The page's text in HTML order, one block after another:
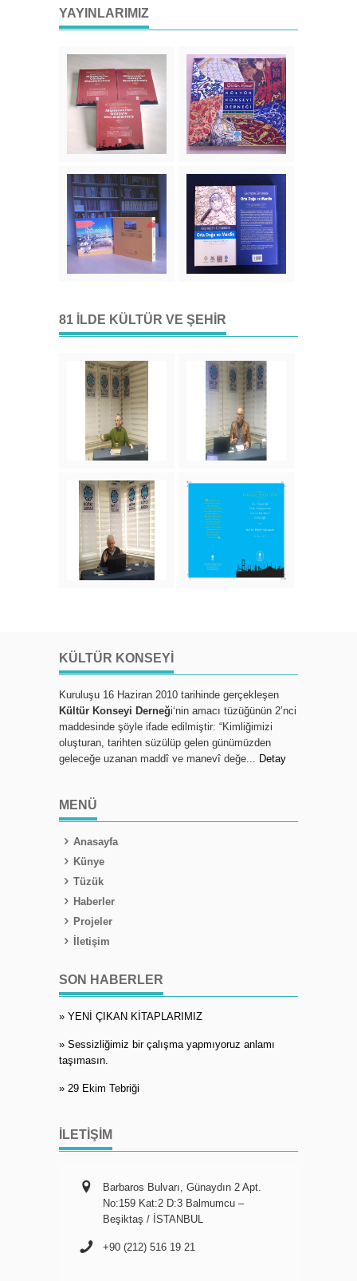
YAYINLARIMIZ
81 İLDE KÜLTÜR VE ŞEHIR
KÜLTÜR KONSEYI
Kuruluşu 16 Haziran 2010 tarihinde gerçekleşen
Kültür Konseyi Derneği‘nin amacı tüzüğünün 2’nci
maddesinde şöyle ifade edilmiştir: “Kimliğimizi
oluşturan, tarihten süzülüp gelen günümüzden
geleceğe uzanan maddî ve manevî değe... Detay
MENÜ
Anasayfa
Künye
Tüzük
Haberler
Projeler
İletişim
SON HABERLER
» YENİ ÇIKAN KİTAPLARIMIZ
» Sessizliğimiz bir çalışma yapmıyoruz anlamı
taşımasın.
» 29 Ekim Tebriği
İLETIŞIM
Barbaros Bulvarı, Günaydın 2 Apt.
No:159 Kat:2 D:3 Balmumcu –
Beşiktaş / İSTANBUL
+90 (212) 516 19 21